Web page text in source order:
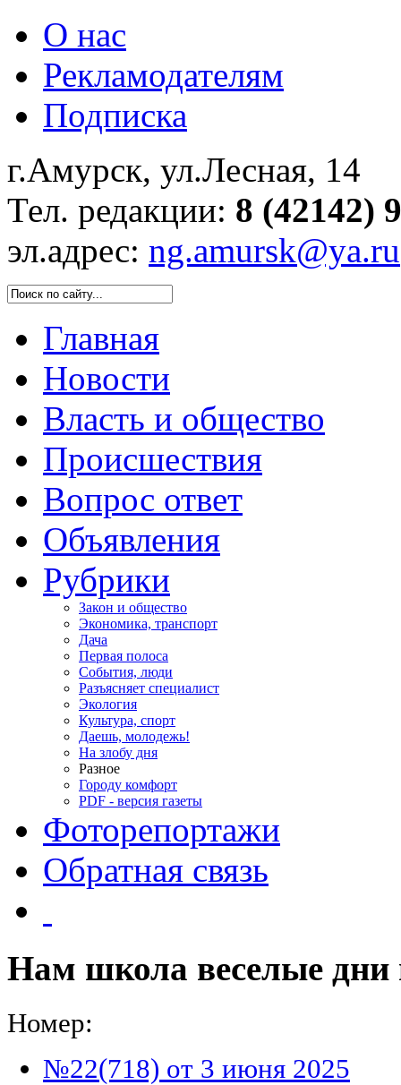
О нас
Рекламодателям
Подписка
г.Амурск, ул.Лесная, 14
Тел. редакции: 8 (42142)
эл.адрес: ng.amursk@ya.ru
Главная
Новости
Власть и общество
Происшествия
Вопрос ответ
Объявления
Рубрики
Закон и общество
Экономика, транспорт
Дача
Первая полоса
События, люди
Разъясняет специалист
Экология
Культура, спорт
Даешь, молодежь!
На злобу дня
Разное
Городу комфорт
PDF - версия газеты
Фоторепортажи
Обратная связь
Нам школа веселые
Номер:
№22(718) от 3 июня 2025